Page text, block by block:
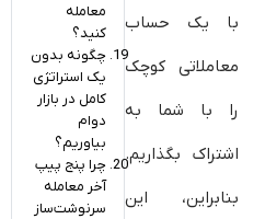
با یک حساب
معاملاتی کوچک
را با شما به
اشتراک بگذاریم.
بنابراین، این
معامله
کنید؟
چگونه بدون
یک استراتژی
کامل در بازار
دوام
بیاوریم؟
چرا پنج پیپ
آخر معامله
سرنوشت‌ساز